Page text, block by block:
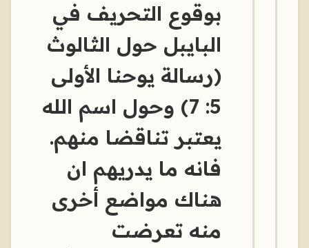
بوقوع التحريف في
البايبل حول الثالوث
(رسالة يوحنا الأولى
5: 7) وحول اسم الله
يعتبر تناقضا منهم.
فانه ما يدريهم ان
هناك مواضع أخرى
منه تعرضت